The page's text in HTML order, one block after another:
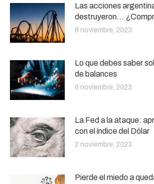
Las acciones
destruyeron…
6 noviembre, 2023
Lo que debes saber
de balances
6 noviembre, 2023
La Fed a la ataque:
con el índice del Dólar
2 noviembre, 2023
Pierde el miedo a